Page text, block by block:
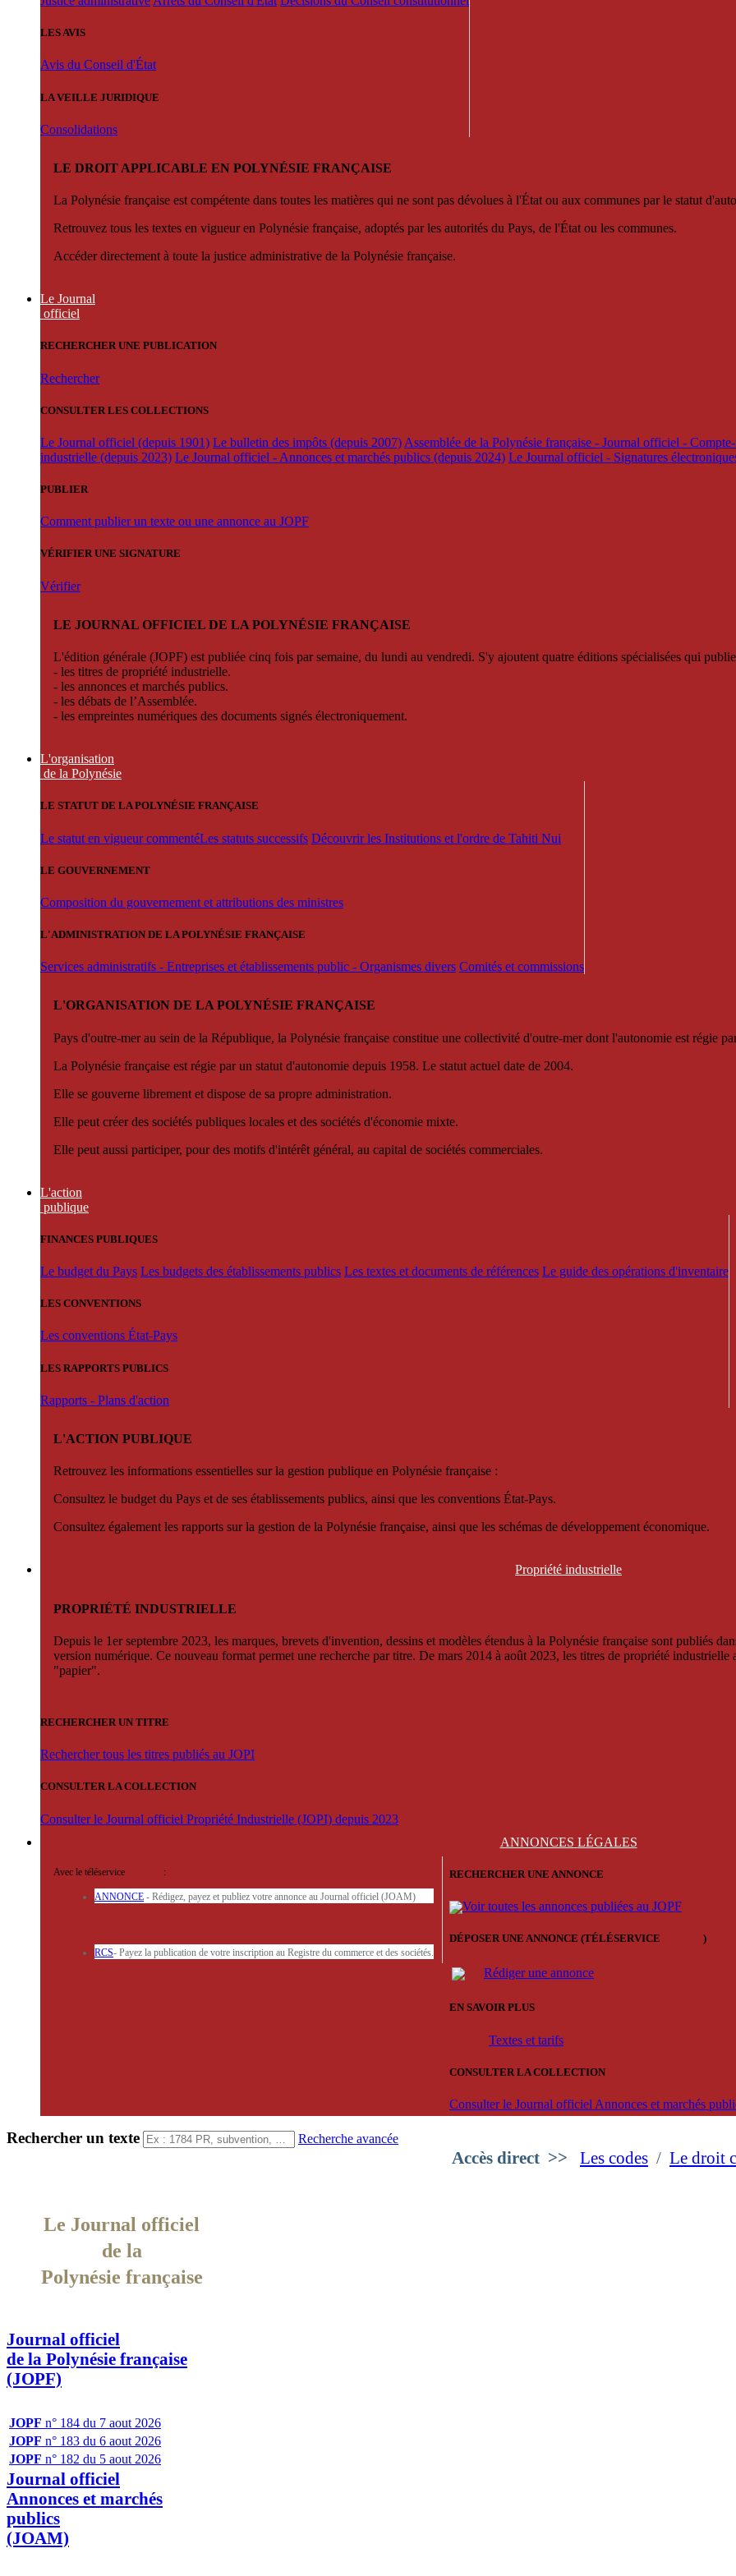
LES AVIS
Avis du Conseil d'État
LA VEILLE JURIDIQUE
Consolidations
LE DROIT APPLICABLE EN POLYNÉSIE FRANÇAISE
La Polynésie française est compétente dans toutes les matières qui ne sont pas dévolues à l'État ou aux communes par le statut
Retrouvez tous les textes en vigueur en Polynésie française, adoptés par les autorités du Pays, de l'État ou les communes.
Accéder directement à toute la justice administrative de la Polynésie française.
Le Journal
officiel
RECHERCHER UNE PUBLICATION
Rechercher
CONSULTER LES COLLECTIONS
Le Journal officiel (depuis 1901) Le bulletin des impôts (depuis 2007) Assemblée de la Polynésie française - Journal officiel -
industrielle (depuis 2023) Le Journal officiel - Annonces et marchés publics (depuis 2024) Le Journal officiel - Signatures
PUBLIER
Comment publier un texte ou une annonce au JOPF
VÉRIFIER UNE SIGNATURE
Vérifier
LE JOURNAL OFFICIEL DE LA POLYNÉSIE FRANÇAISE
L'édition générale (JOPF) est publiée cinq fois par semaine, du lundi au vendredi. S'y ajoutent quatre éditions spécialisées qui
- les titres de propriété industrielle.
- les annonces et marchés publics.
- les débats de l’Assemblée.
- les empreintes numériques des documents signés électroniquement.
L'organisation
de la Polynésie
LE STATUT DE LA POLYNÉSIE FRANÇAISE
Le statut en vigueur commentéLes statuts successifs Découvrir les Institutions et l'ordre de Tahiti Nui
LE GOUVERNEMENT
Composition du gouvernement et attributions des ministres
L'ADMINISTRATION DE LA POLYNÉSIE FRANÇAISE
Services administratifs - Entreprises et établissements public - Organismes divers Comités et commissions
L'ORGANISATION DE LA POLYNÉSIE FRANÇAISE
Pays d'outre-mer au sein de la République, la Polynésie française constitue une collectivité d'outre-mer dont l'autonomie est régie
La Polynésie française est régie par un statut d'autonomie depuis 1958. Le statut actuel date de 2004.
Elle se gouverne librement et dispose de sa propre administration.
Elle peut créer des sociétés publiques locales et des sociétés d'économie mixte.
Elle peut aussi participer, pour des motifs d'intérêt général, au capital de sociétés commerciales.
L'action
publique
FINANCES PUBLIQUES
Le budget du Pays Les budgets des établissements publics Les textes et documents de références Le guide des opérations d'inventaire
LES CONVENTIONS
Les conventions État-Pays
LES RAPPORTS PUBLICS
Rapports - Plans d'action
L'ACTION PUBLIQUE
Retrouvez les informations essentielles sur la gestion publique en Polynésie française :
Consultez le budget du Pays et de ses établissements publics, ainsi que les conventions État-Pays.
Consultez également les rapports sur la gestion de la Polynésie française, ainsi que les schémas de développement économique.
Propriété industrielle
PROPRIÉTÉ INDUSTRIELLE
Depuis le 1er septembre 2023, les marques, brevets d'invention, dessins et modèles étendus à la Polynésie française sont publiés
version numérique. Ce nouveau format permet une recherche par titre. De mars 2014 à août 2023, les titres de propriété
"papier".
RECHERCHER UN TITRE
Rechercher tous les titres publiés au JOPI
CONSULTER LA COLLECTION
Consulter le Journal officiel Propriété Industrielle (JOPI) depuis 2023
ANNONCES LÉGALES
Avec le téléservice :
ANNONCE - Rédigez, payez et publiez votre annonce au Journal officiel (JOAM)
RCS- Payez la publication de votre inscription au Registre du commerce et des sociétés.
RECHERCHER UNE ANNONCE
Voir toutes les annonces publiées au JOPF
DÉPOSER UNE ANNONCE (TÉLÉSERVICE )
Rédiger une annonce
EN SAVOIR PLUS
Textes et tarifs
CONSULTER LA COLLECTION
Consulter le Journal officiel Annonces et marchés
Rechercher un texte Recherche avancée
Accès direct >> Les codes / Le droit
Le Journal officiel
de la
Polynésie française
Journal officiel
de la Polynésie française
(JOPF)
JOPF n° 184 du 7 aout 2026
JOPF n° 183 du 6 aout 2026
JOPF n° 182 du 5 aout 2026
Journal officiel
Annonces et marchés
publics
(JOAM)